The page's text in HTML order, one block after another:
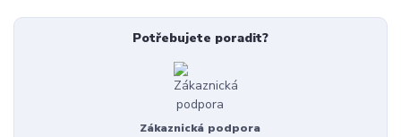
Potřebujete poradit?
Zákaznická podpora